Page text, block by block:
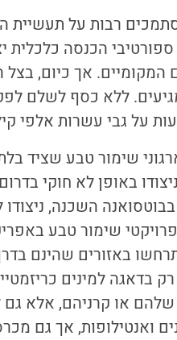
רבות על תעשיית
הכנסה כלכלית
אך כיום, בצל
ללא כסף לשלם
על גבי עשרות אלפי
שימור טבע שציד
באופן לא חוקי
שימור טבע
באזורים שהינם
בדאגה למינים
או קרניהם, אלא גם
ואנטילופות, אך גם